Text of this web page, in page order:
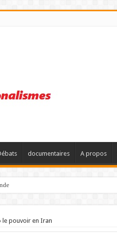
documentaires A propos
le pouvoir en Iran